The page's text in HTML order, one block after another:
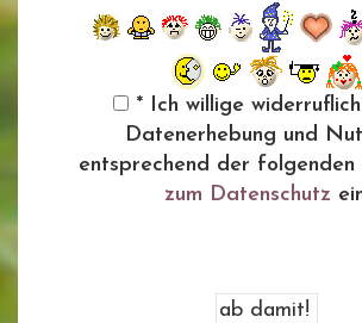
* Ich willige
Datenerhebung und
entsprechend der folgenden
zum Datenschutz